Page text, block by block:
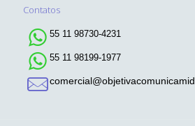
Contatos
55 11 98730-4231
55 11 98199-1977